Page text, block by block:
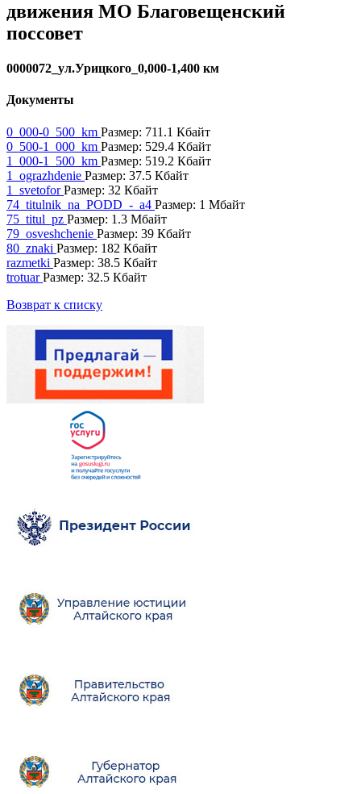
движения МО Благовещенский
поссовет
0000072_ул.Урицкого_0,000-1,400 км
Документы
0_000-0_500_km Размер: 711.1 Кбайт
0_500-1_000_km Размер: 529.4 Кбайт
1_000-1_500_km Размер: 519.2 Кбайт
1_ograzhdenie Размер: 37.5 Кбайт
1_svetoforРазмер: 32 Кбайт
74_titulnik_na_PODD_-_a4 Размер: 1 Мбайт
75_titul_pz Размер: 1.3 Мбайт
79_osveshchenie Размер: 39 Кбайт
80_znaki Размер: 182 Кбайт
razmetki Размер: 38.5 Кбайт
trotuarРазмер: 32.5 Кбайт
Возврат к списку